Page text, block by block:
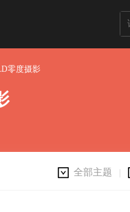
零度摄影
全部主题